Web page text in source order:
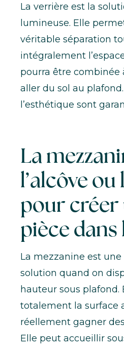
La verrière est la
lumineuse. Elle
véritable séparation
intégralement
pourra être combinée
aller du sol au
l’esthétique sont
La
l’alcôve ou
pour créer
pièce dans
La mezzanine est une
solution quand on
hauteur sous plafond.
totalement la surface
réellement gagner
Elle peut accueillir